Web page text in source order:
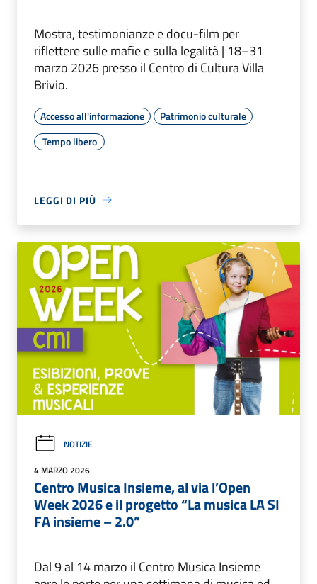
Mostra, testimonianze e docu-film per
riflettere sulle mafie e sulla legalità | 18–31
marzo 2026 presso il Centro di Cultura Villa
Brivio.
Accesso all'informazione
Patrimonio culturale
Tempo libero
LEGGI DI PIÙ
NOTIZIE
4 MARZO 2026
Centro Musica Insieme, al via l’Open
Week 2026 e il progetto “La musica LA SI
FA insieme – 2.0”
Dal 9 al 14 marzo il Centro Musica Insieme